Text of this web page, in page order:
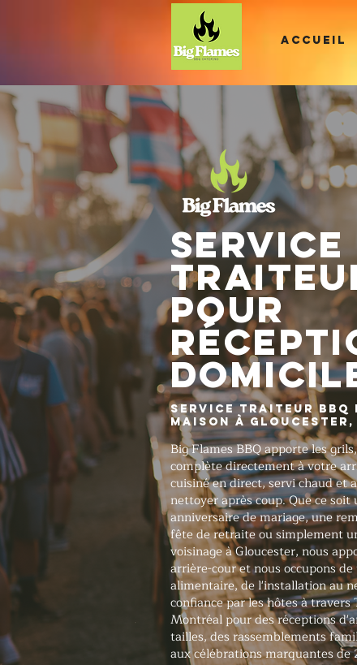
ACCUEIL
Service
pour
Service traiteur BBQ
maison à Gloucester,
Big Flames BBQ apporte les
complète directement à votre
cuisiné en direct, servi chaud et
nettoyer après coup. Que ce
anniversaire de mariage, une
fête de retraite ou simplement
voisinage à Gloucester, nous
arrière-cour et nous occupons
alimentaire, de l'installation au
confiance par les hôtes à
Montréal pour des réceptions
tailles, des rassemblements
aux célébrations marquantes